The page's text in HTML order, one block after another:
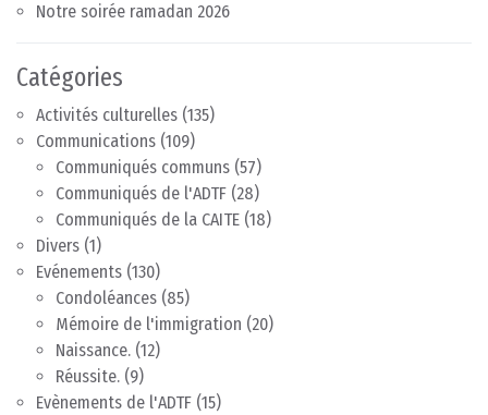
Notre soirée ramadan 2026
Catégories
Activités culturelles (135)
Communications (109)
Communiqués communs (57)
Communiqués de l'ADTF (28)
Communiqués de la CAITE (18)
Divers (1)
Evénements (130)
Condoléances (85)
Mémoire de l'immigration (20)
Naissance. (12)
Réussite. (9)
Evènements de l'ADTF (15)